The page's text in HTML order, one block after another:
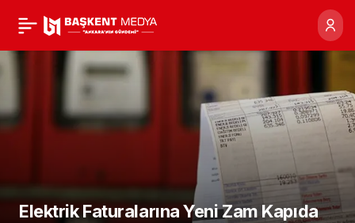
Elektrik Faturalarına Yeni Zam Kapıda
Elektrik Faturalarına
Yeni Zam Kapıda
0